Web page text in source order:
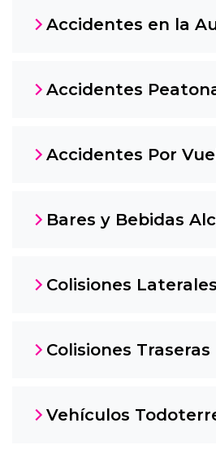
Accidentes en la
Accidentes
Accidentes Por
Bares y Bebidas
Colisiones Laterales
Colisiones Traseras
Vehículos